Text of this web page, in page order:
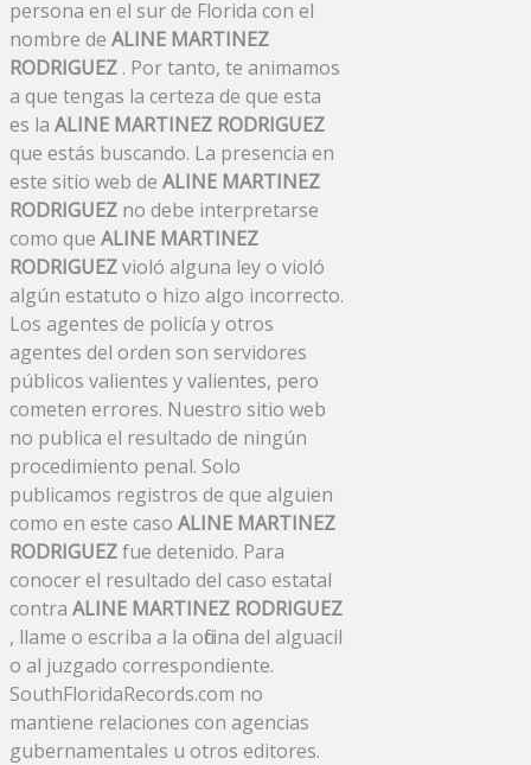
persona en el sur de Florida con el
nombre de ALINE MARTINEZ
RODRIGUEZ . Por tanto, te animamos
a que tengas la certeza de que esta
es la ALINE MARTINEZ RODRIGUEZ
que estás buscando. La presencia en
este sitio web de ALINE MARTINEZ
RODRIGUEZ no debe interpretarse
como que ALINE MARTINEZ
RODRIGUEZvioló alguna ley o violó
algún estatuto o hizo algo incorrecto.
Los agentes de policía y otros
agentes del orden son servidores
públicos valientes y valientes, pero
cometen errores. Nuestro sitio web
no publica el resultado de ningún
procedimiento penal. Solo
publicamos registros de que alguien
como en este caso ALINE MARTINEZ
RODRIGUEZfue detenido. Para
conocer el resultado del caso estatal
contra ALINE MARTINEZ RODRIGUEZ
, llame o escriba a la oficina del alguacil
o al juzgado correspondiente.
SouthFloridaRecords.com no
mantiene relaciones con agencias
gubernamentales u otros editores.